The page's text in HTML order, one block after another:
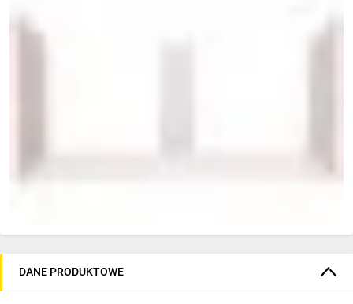
DANE PRODUKTOWE